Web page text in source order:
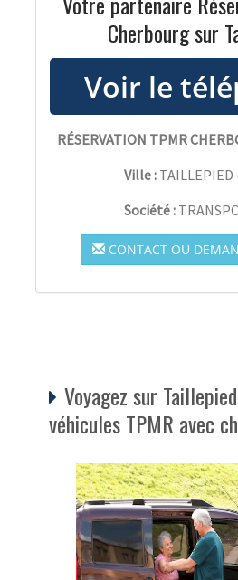
Cherbourg sur
RÉSERVATION TPMR
Ville : TAILLEPIED
Société :
CONTACT OU
Voyagez sur
véhicules TPMR avec